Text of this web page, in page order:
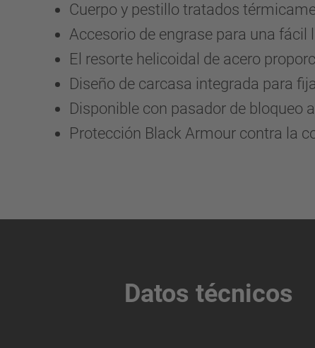
Cuerpo y pestillo tratados
Accesorio de engrase para una fácil
El resorte helicoidal de acero
Diseño de carcasa integrada para
Disponible con pasador de bloqueo
Protección Black Armour contra la
Datos técnicos